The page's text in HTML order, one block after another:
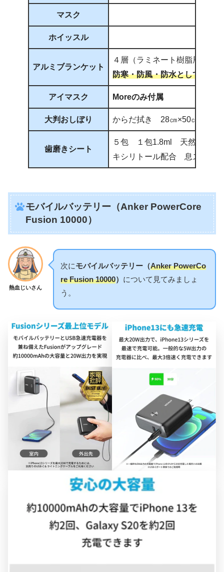
マスク
ホイッスル
アルミブランケット
４層（ラミネート樹脂層＋ア
防寒・防風・防水としても活
アイマスク Moreのみ付属
大判おしぼり からだ拭き 28㎝
歯磨きシート
５包 １包1.8ml 天然コット
キシリトール配合 息スッ
モバイルバッテリー（Anker PowerCore
Fusion 10000）
熱血じいさん
次にモバイルバッテリー（Anker PowerCo
re Fusion 10000） について見てみましょ
う。